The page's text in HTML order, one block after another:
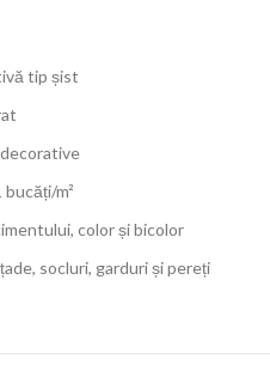
tip șist
m²
color și bicolor
socluri, garduri și pereți